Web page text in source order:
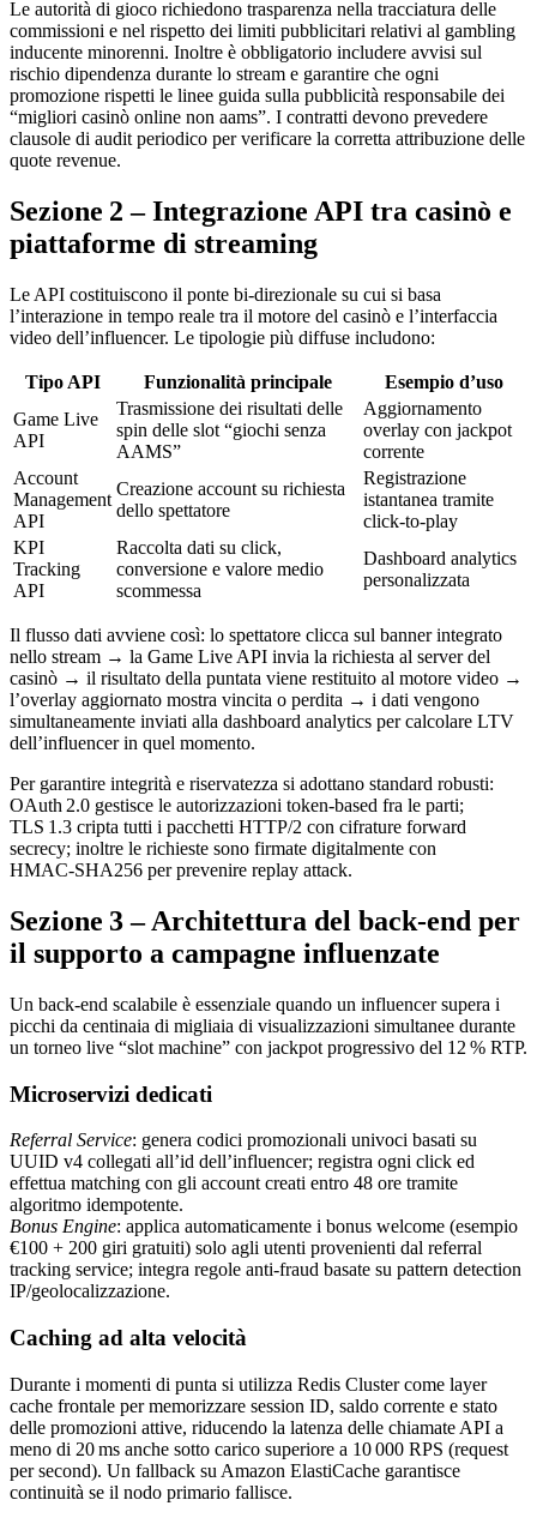
Le autorità di gioco richiedono trasparenza nella tracciatura delle
commissioni e nel rispetto dei limiti pubblicitari relativi al gambling
inducente minorenni. Inoltre è obbligatorio includere avvisi sul
rischio dipendenza durante lo stream e garantire che ogni
promozione rispetti le linee guida sulla pubblicità responsabile dei
“migliori casinò online non aams”. I contratti devono prevedere
clausole di audit periodico per verificare la corretta attribuzione delle
quote revenue.
Sezione 2 – Integrazione API tra casinò e
piattaforme di streaming
Le API costituiscono il ponte bi‑direzionale su cui si basa
l’interazione in tempo reale tra il motore del casinò e l’interfaccia
video dell’influencer. Le tipologie più diffuse includono:
Tipo API Funzionalità principale
Esempio d’uso
Game Live
API
Trasmissione dei risultati delle
spin delle slot “giochi senza
AAMS”
Aggiornamento
overlay con jackpot
corrente
Account
Management
API
Creazione account su richiesta
dello spettatore
Registrazione
istantanea tramite
click‑to‑play
KPI
Tracking
API
Raccolta dati su click,
conversione e valore medio
scommessa
Dashboard analytics
personalizzata
Il flusso dati avviene così: lo spettatore clicca sul banner integrato
nello stream → la Game Live API invia la richiesta al server del
casinò → il risultato della puntata viene restituito al motore video →
l’overlay aggiornato mostra vincita o perdita → i dati vengono
simultaneamente inviati alla dashboard analytics per calcolare LTV
dell’influencer in quel momento.
Per garantire integrità e riservatezza si adottano standard robusti:
OAuth 2.0 gestisce le autorizzazioni token‑based fra le parti;
TLS 1.3 cripta tutti i pacchetti HTTP/2 con cifrature forward
secrecy; inoltre le richieste sono firmate digitalmente con
HMAC‑SHA256 per prevenire replay attack.
Sezione 3 – Architettura del back‑end per
il supporto a campagne influenzate
Un back‑end scalabile è essenziale quando un influencer supera i
picchi da centinaia di migliaia di visualizzazioni simultanee durante
un torneo live “slot machine” con jackpot progressivo del 12 % RTP.
Microservizi dedicati
Referral Service: genera codici promozionali univoci basati su
UUID v4 collegati all’id dell’influencer; registra ogni click ed
effettua matching con gli account creati entro 48 ore tramite
algoritmo idempotente.
Bonus Engine: applica automaticamente i bonus welcome (esempio
€100 + 200 giri gratuiti) solo agli utenti provenienti dal referral
tracking service; integra regole anti‑fraud basate su pattern detection
IP/geolocalizzazione.
Caching ad alta velocità
Durante i momenti di punta si utilizza Redis Cluster come layer
cache frontale per memorizzare session ID, saldo corrente e stato
delle promozioni attive, riducendo la latenza delle chiamate API a
meno di 20 ms anche sotto carico superiore a 10 000 RPS (request
per second). Un fallback su Amazon ElastiCache garantisce
continuità se il nodo primario fallisce.